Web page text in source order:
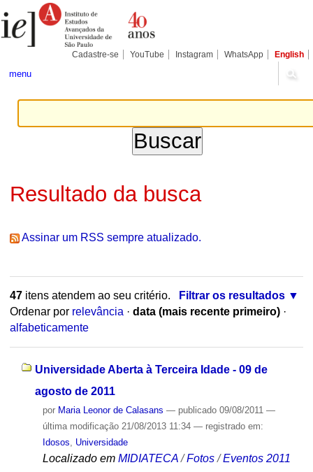
para
conteúdo.
Pessoais
Cadastre-se YouTube Instagram WhatsApp English
menu
Resultado da busca
Assinar um RSS sempre atualizado.
47itens atendem ao seu critério.
Filtrar os resultados
Ordenar por relevância · data (mais recente primeiro) ·
alfabeticamente
Universidade Aberta à Terceira Idade - 09 de
agosto de 2011
por Maria Leonor de Calasans — publicado09/08/2011 —
última modificação21/08/2013 11:34 — registrado em:
Idosos
Universidade
Localizado em MIDIATECA /Fotos /Eventos 2011